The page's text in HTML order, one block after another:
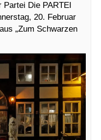
Die PARTEI
20. Februar
„Zum Schwarzen